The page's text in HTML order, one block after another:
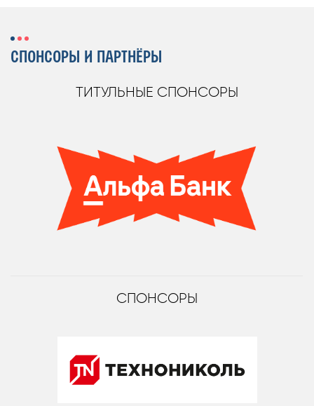
СПОНСОРЫ И ПАРТНЁРЫ
ТИТУЛЬНЫЕ СПОНСОРЫ
СПОНСОРЫ